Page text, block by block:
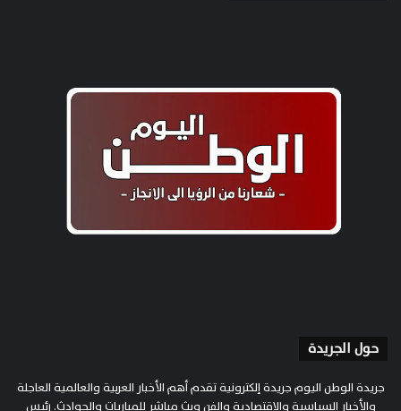
حول الجريدة
جريدة الوطن اليوم جريدة إلكترونية تقدم أهم الأخبار العربية والعالمية العاجلة
والأخبار السياسية والاقتصادية والفن وبث مباشر للمباريات والحوادث. رئيس